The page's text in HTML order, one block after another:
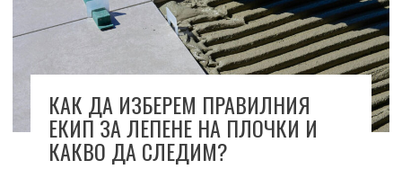
КАК ДА ИЗБЕРЕМ ПРАВИЛНИЯ
ЕКИП ЗА ЛЕПЕНЕ НА ПЛОЧКИ И
КАКВО ДА СЛЕДИМ?